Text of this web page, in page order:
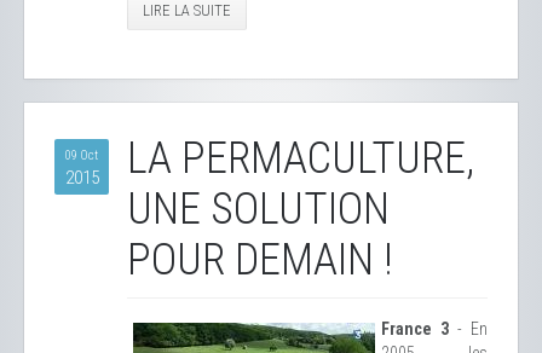
LIRE LA SUITE
09 Oct
2015
LA PERMACULTURE,
UNE SOLUTION
POUR DEMAIN !
France 3 - En